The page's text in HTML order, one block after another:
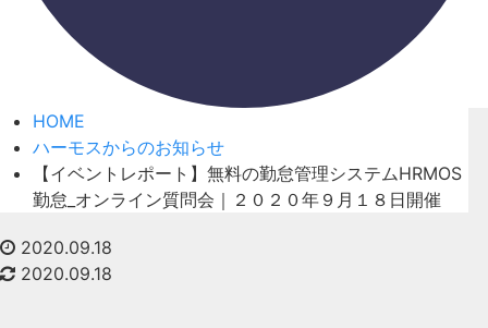
HOME
ハーモスからのお知らせ
【イベントレポート】無料の勤怠管理システムHRMOS
勤怠_オンライン質問会｜２０２０年９月１８日開催
2020.09.18
2020.09.18